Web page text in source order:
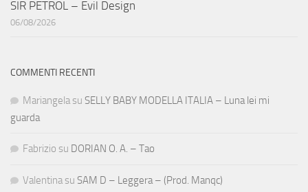
SIR PETROL – Evil Design
06/08/2026
COMMENTI RECENTI
Mariangela su SELLY BABY MODELLA ITALIA – Luna lei mi
guarda
Fabrizio su DORIAN O. A. – Tao
Valentina su SAM D – Leggera – (Prod. Manqc)